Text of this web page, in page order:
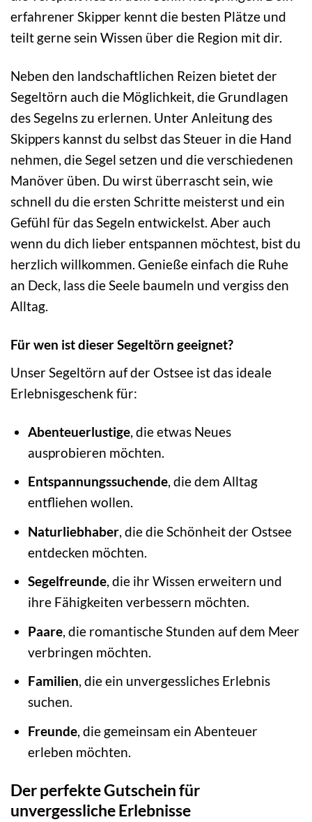
erfahrener Skipper kennt die besten Plätze und
teilt gerne sein Wissen über die Region mit dir.
Neben den landschaftlichen Reizen bietet der
Segeltörn auch die Möglichkeit, die Grundlagen
des Segelns zu erlernen. Unter Anleitung des
Skippers kannst du selbst das Steuer in die Hand
nehmen, die Segel setzen und die verschiedenen
Manöver üben. Du wirst überrascht sein, wie
schnell du die ersten Schritte meisterst und ein
Gefühl für das Segeln entwickelst. Aber auch
wenn du dich lieber entspannen möchtest, bist du
herzlich willkommen. Genieße einfach die Ruhe
an Deck, lass die Seele baumeln und vergiss den
Alltag.
Für wen ist dieser Segeltörn geeignet?
Unser Segeltörn auf der Ostsee ist das ideale
Erlebnisgeschenk für:
Abenteuerlustige, die etwas Neues
ausprobieren möchten.
Entspannungssuchende, die dem Alltag
entfliehen wollen.
Naturliebhaber, die die Schönheit der Ostsee
entdecken möchten.
Segelfreunde, die ihr Wissen erweitern und
ihre Fähigkeiten verbessern möchten.
Paare, die romantische Stunden auf dem Meer
verbringen möchten.
Familien, die ein unvergessliches Erlebnis
suchen.
Freunde, die gemeinsam ein Abenteuer
erleben möchten.
Der perfekte Gutschein für
unvergessliche Erlebnisse